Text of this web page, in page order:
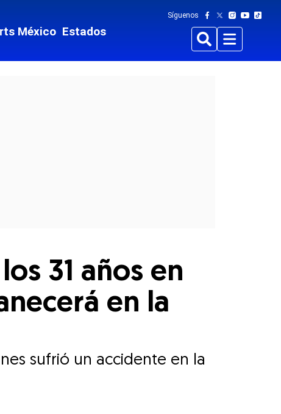
México Estados
Síguenos
BuscarMenu
31 años en
en la
sufrió un accidente en la